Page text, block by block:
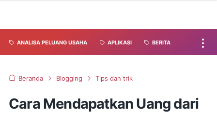
ANALISA PELUANG USAHA APLIKASI BERITA
Beranda Blogging Tips dan trik
Cara Mendapatkan Uang dari